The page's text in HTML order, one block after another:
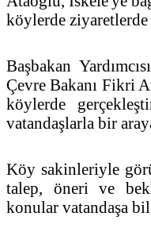
köylerde
Başbakan
Çevre Bakanı Fikri
köylerde
vatandaşlarla bir
Köy sakinleriyle
talep, öneri ve
konular vatandaşa